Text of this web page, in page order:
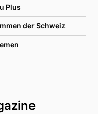
Plus
der Schweiz